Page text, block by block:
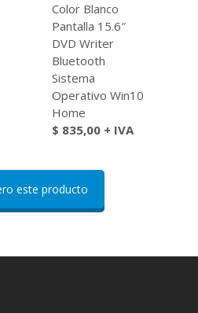
Color Blanco
Pantalla 15.6″
DVD Writer
Bluetooth
Sistema
Operativo Win10
Home
$ 835,00 + IVA
este producto